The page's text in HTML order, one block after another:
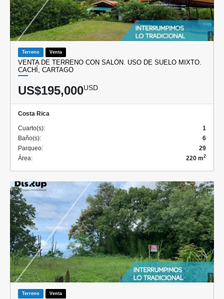
Terreno Venta
VENTA DE TERRENO CON SALÓN. USO DE SUELO MIXTO.
CACHÍ, CARTAGO
US$195,000USD
Costa Rica
Cuarto(s):
1
Baño(s):
6
Parqueo:
29
Área:
220 m2
Terreno Venta